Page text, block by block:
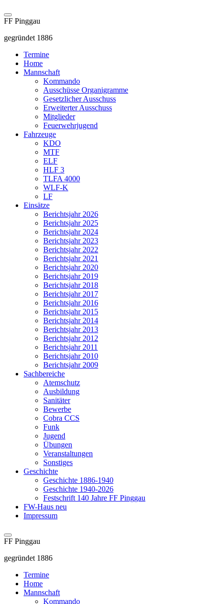
FF Pinggau
gegründet 1886
Termine
Home
Mannschaft
Kommando
Ausschüsse Organigramme
Gesetzlicher Ausschuss
Erweiterter Ausschuss
Mitglieder
Feuerwehrjugend
Fahrzeuge
KDO
MTF
ELF
HLF 3
TLFA 4000
WLF-K
LF
Einsätze
Berichtsjahr 2026
Berichtsjahr 2025
Berichtsjahr 2024
Berichtsjahr 2023
Berichtsjahr 2022
Berichtsjahr 2021
Berichtsjahr 2020
Berichtsjahr 2019
Berichtsjahr 2018
Berichtsjahr 2017
Berichtsjahr 2016
Berichtsjahr 2015
Berichtsjahr 2014
Berichtsjahr 2013
Berichtsjahr 2012
Berichtsjahr 2011
Berichtsjahr 2010
Berichtsjahr 2009
Sachbereiche
Atemschutz
Ausbildung
Sanitäter
Bewerbe
Cobra CCS
Funk
Jugend
Übungen
Veranstaltungen
Sonstiges
Geschichte
Geschichte 1886-1940
Geschichte 1940-2026
Festschrift 140 Jahre FF Pinggau
FW-Haus neu
Impressum
FF Pinggau
gegründet 1886
Termine
Home
Mannschaft
Kommando